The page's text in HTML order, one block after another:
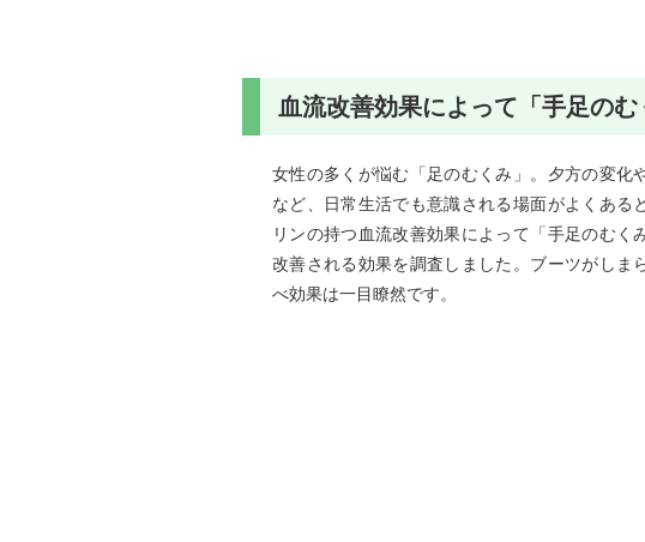
血流改善効果によって「手足の
女性の多くが悩む「足のむくみ」。夕方の変化
など、日常生活でも意識される場面がよくある
リンの持つ血流改善効果によって「手足のむく
改善される効果を調査しました。ブーツがしま
べ効果は一目瞭然です。